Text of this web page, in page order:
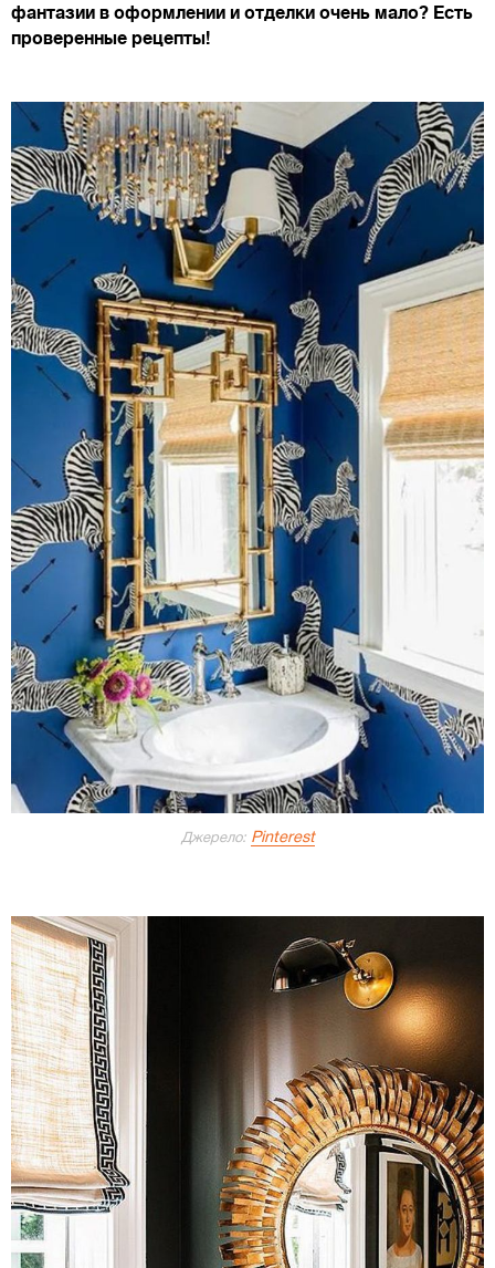
фантазии в оформлении и отделки очень мало? Есть
проверенные рецепты!
Джерело: Pinterest